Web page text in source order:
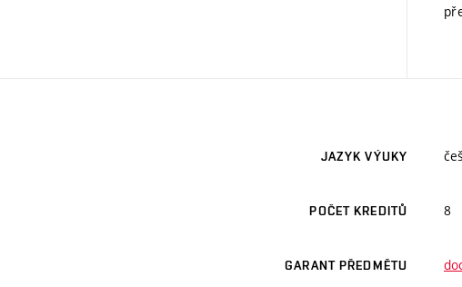
JAZYK VÝUKY
POČET KREDITŮ 8
GARANT PŘEDMĚTU